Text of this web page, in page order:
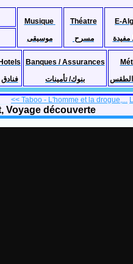
Musique
موسيقى
Théatre
مسرح
E-
مفيدة
Hotels
فنادق
Banques / Assurances
بنوك/ تأمينات
الطقس
<< Taboo - L'homme et la drogue,...
Voyage découverte